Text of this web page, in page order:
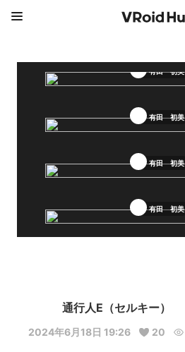
有田 初美
有田 初美
有田 初美
有田 初美
通行人E（セルキー）
2024年6月18日 19:26 20